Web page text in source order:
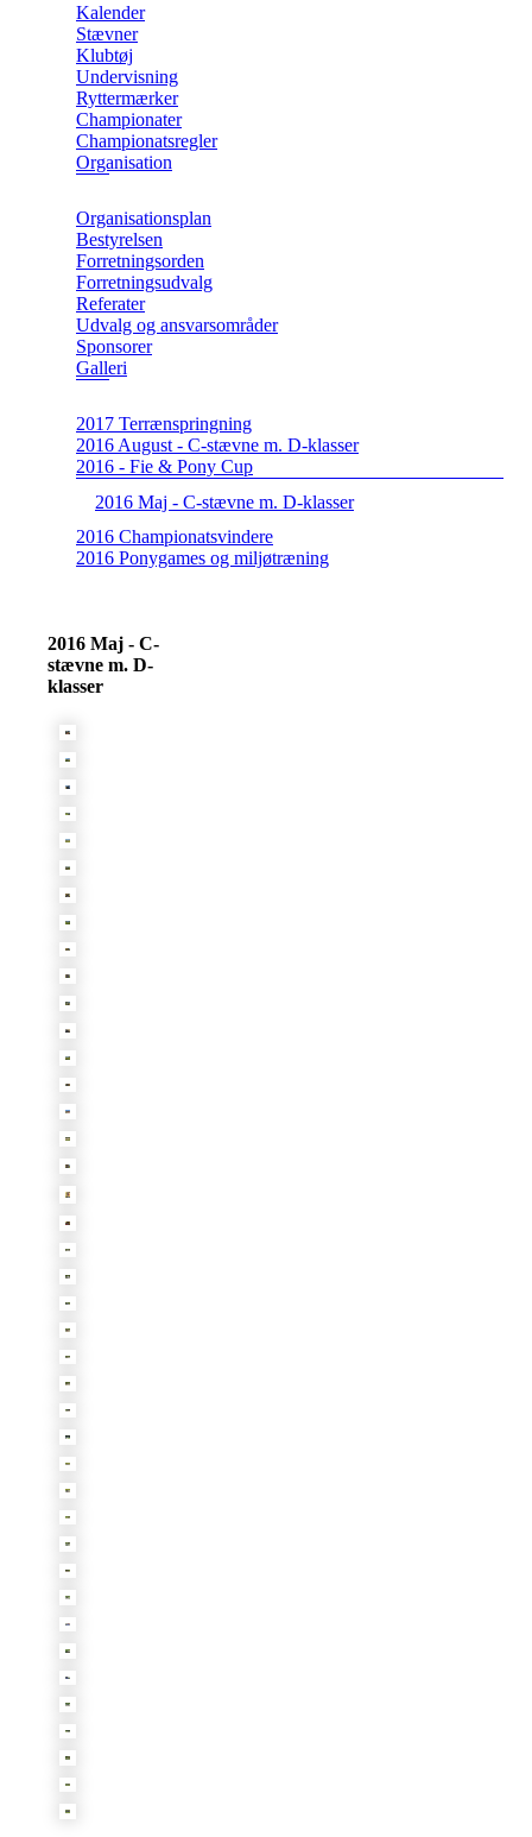
Kalender
Stævner
Klubtøj
Undervisning
Ryttermærker
Championater
Championatsregler
Organisation
Organisationsplan
Bestyrelsen
Forretningsorden
Forretningsudvalg
Referater
Udvalg og ansvarsområder
Sponsorer
Galleri
2017 Terrænspringning
2016 August - C-stævne m. D-klasser
2016 - Fie & Pony Cup
2016 Maj - C-stævne m. D-klasser
2016 Championatsvindere
2016 Ponygames og miljøtræning
2016 Maj - C-
stævne m. D-
klasser